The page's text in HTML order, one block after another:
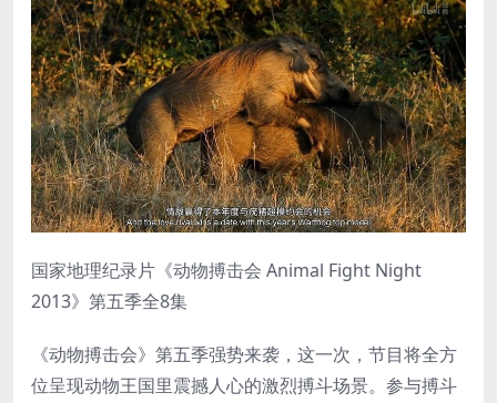
国家地理纪录片《动物搏击会 Animal Fight Night
2013》第五季全8集
《动物搏击会》第五季强势来袭，这一次，节目将全方
位呈现动物王国里震撼人心的激烈搏斗场景。参与搏斗